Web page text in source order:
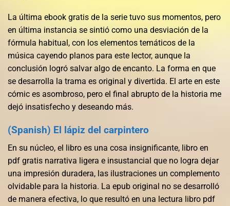
La última ebook gratis de la serie tuvo sus momentos, pero
en última instancia se sintió como una desviación de la
fórmula habitual, con los elementos temáticos de la
música cayendo planos para este lector, aunque la
conclusión logró salvar algo de encanto. La forma en que
se desarrolla la trama es original y divertida. El arte en este
cómic es asombroso, pero el final abrupto de la historia me
dejó insatisfecho y deseando más.
(Spanish) El lápiz del carpintero
En su núcleo, el libro es una cosa insignificante, libro en
pdf gratis narrativa ligera e insustancial que no logra dejar
una impresión duradera, las ilustraciones un complemento
olvidable para la historia. La epub original no se desarrolló
de manera efectiva, lo que resultó en una lectura libro pdf